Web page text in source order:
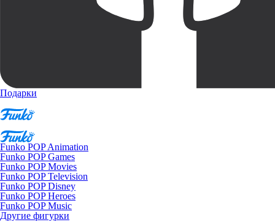
Подарки
Funko POP Animation
Funko POP Games
Funko POP Movies
Funko POP Television
Funko POP Disney
Funko POP Heroes
Funko POP Music
Другие фигурки